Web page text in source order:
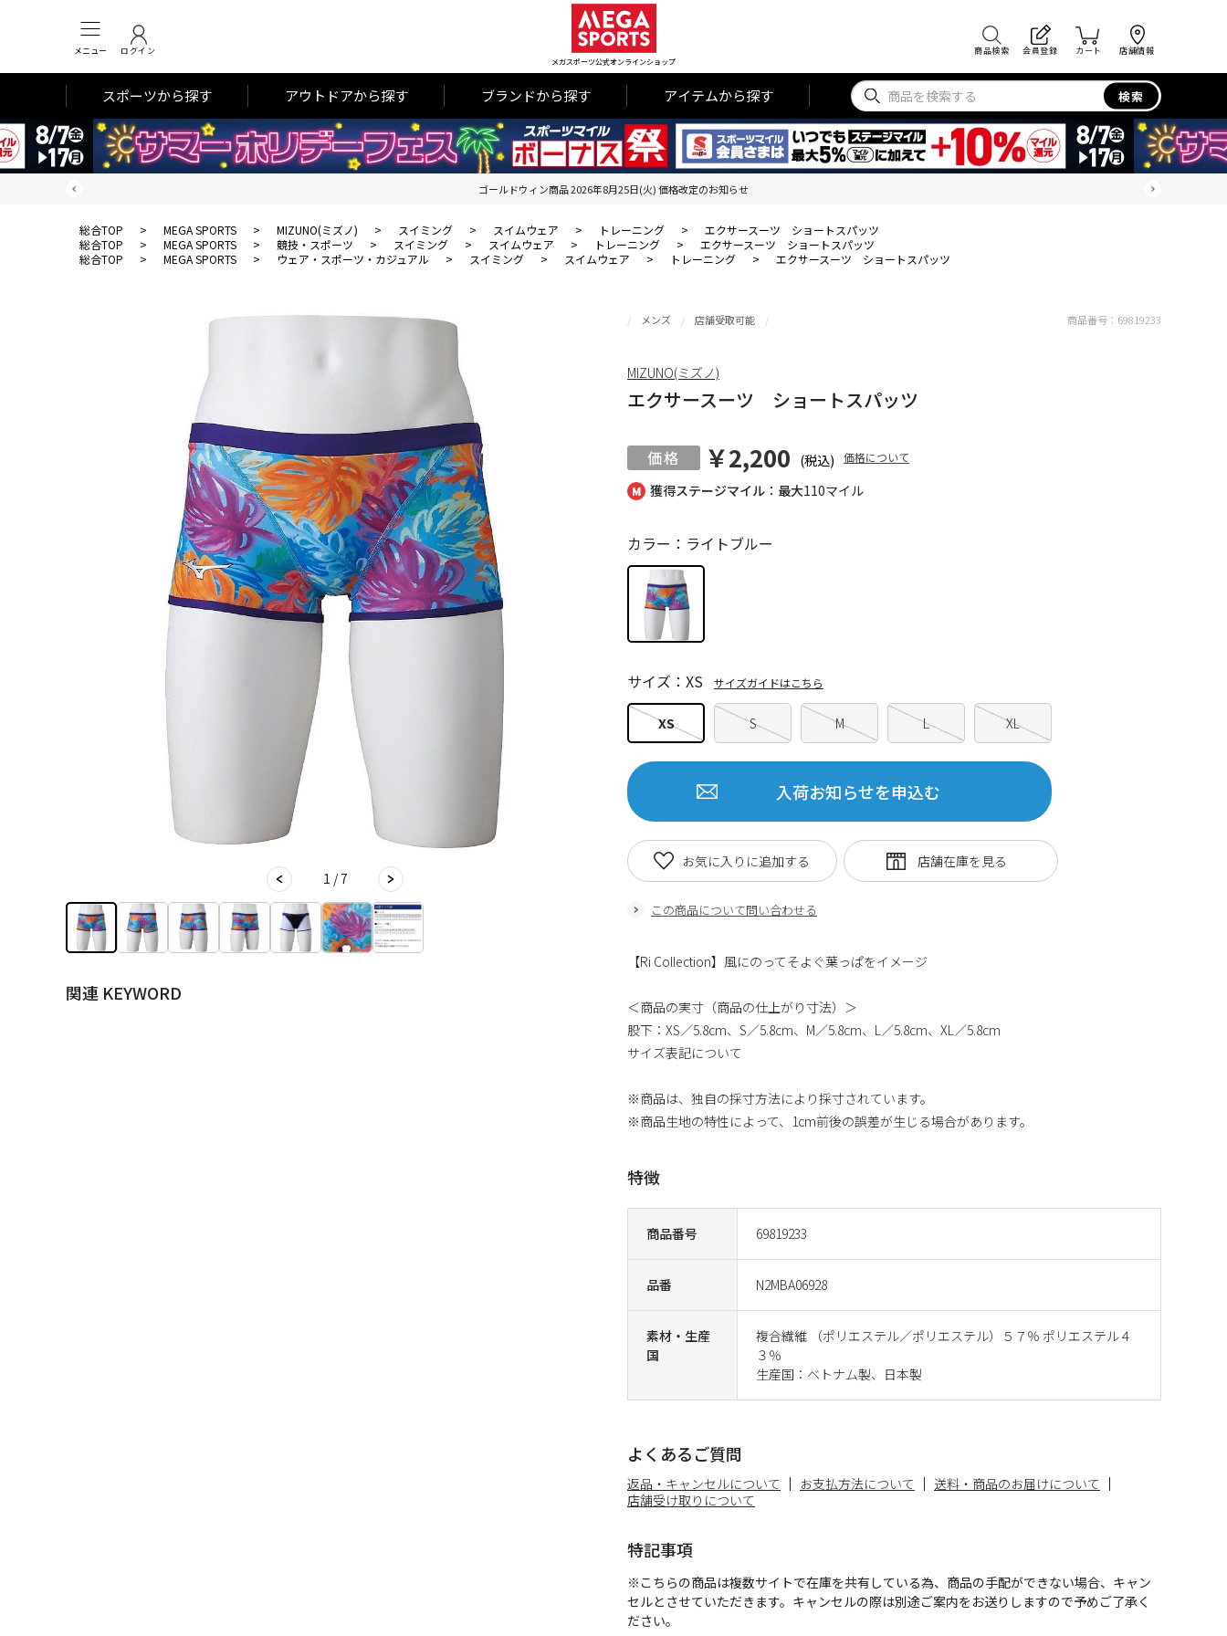
メニュー ログイン
メガスポーツ公式オンラインショップ
商品検索 会員登録 カート 店舗情報
スポーツから探す アウトドアから探す ブランドから探す アイテムから探す 検索
ゴールドウィン商品 2026年8月25日(火) 価格改定のお知らせ
総合TOP > MEGA SPORTS > MIZUNO(ミズノ) > スイミング > スイムウェア > トレーニング >
エクサースーツ ショートスパッツ
総合TOP
> MEGA SPORTS > 競技・スポーツ > スイミング > スイムウェア > トレーニング >
エクサースーツ ショートスパッツ
総合TOP
> MEGA SPORTS > ウェア・スポーツ・カジュアル > スイミング > スイムウェア > トレーニング > エクサースーツ ショートスパッツ
1 / 7
関連 KEYWORD
獲得ステージマイル：最大110マイル
メンズ 店舗受取可能
エクサースーツ ショートスパッツ
￥2,200 (税込) 価格について
商品番号 69819233
品番 N2MBA06928
素材・生産
国
複合繊維 （ポリエステル／ポリエステル）５７％ ポリエステル４
３％
生産国：ベトナム製、日本製
カラー：ライトブルー
XS S M L XL
サイズ：XS サイズガイドはこちら
入荷お知らせを申込む
この商品について問い合わせる
お気に入りに追加する
商品番号： 69819233
MIZUNO(ミズノ)
【Ri Collection】風にのってそよぐ葉っぱをイメージ
＜商品の実寸（商品の仕上がり寸法）＞
股下：XS／5.8cm、S／5.8cm、M／5.8cm、L／5.8cm、XL／5.8cm
サイズ表記について
※商品は、独自の採寸方法により採寸されています。
※商品生地の特性によって、1cm前後の誤差が生じる場合があります。
特徴
よくあるご質問
返品・キャンセルについて お支払方法について
送料・商品のお届けについて
店舗受け取りについて
特記事項
※こちらの商品は複数サイトで在庫を共有している為、商品の手配ができない場合、キャン
セルとさせていただきます。キャンセルの際は別途ご案内をお送りしますので予めご了承く
ださい。